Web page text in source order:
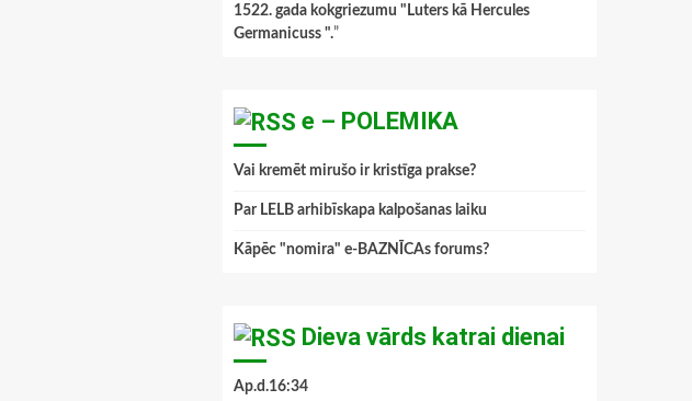
1522. gada kokgriezumu "Luters kā Hercules
Germanicuss ".”
e – POLEMIKA
Vai kremēt mirušo ir kristīga prakse?
Par LELB arhibīskapa kalpošanas laiku
Kāpēc "nomira" e-BAZNĪCAs forums?
Dieva vārds katrai dienai
Ap.d.16:34